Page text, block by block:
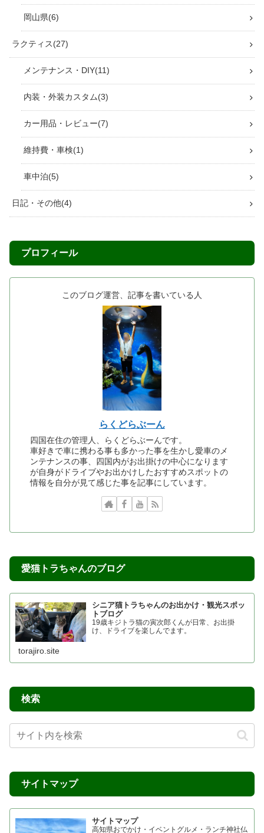
岡山県 6
ラクティス 27
メンテナンス・DIY 11
内装・外装カスタム 3
カー用品・レビュー 7
維持費・車検 1
車中泊 5
日記・その他 4
プロフィール
このブログ運営、記事を書いている人
らくどらぶーん
四国在住の管理人、らくどらぶーんです。
車好きで車に携わる事も多かった事を生かし愛車のメ
ンテナンスの事、四国内がお出掛けの中心になります
が自身がドライブやお出かけしたおすすめスポットの
情報を自分が見て感じた事を記事にしています。
愛猫トラちゃんのブログ
シニア猫トラちゃんのお出かけ・観光スポッ
トブログ
19歳キジトラ猫の寅次郎くんが日常、お出掛
け、ドライブを楽しんでます。
torajiro.site
検索
サイトマップ
サイトマップ
高知県おでかけ・イベントグルメ・ランチ神社仏